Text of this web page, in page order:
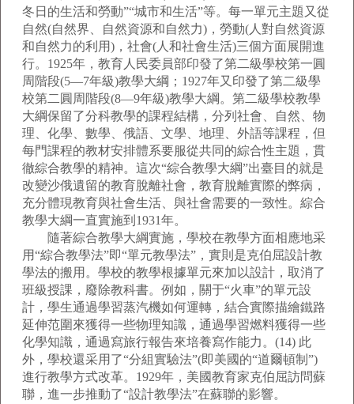
冬日的生活和勞動”“城市和生活”等。每一單元主題又從
自然(自然界、自然資源和自然力)，勞動(人對自然資源
和自然力的利用)，社會(人和社會生活)三個方面展開進
行。1925年，教育人民委員部印發了第二級學校第一圓
周階段(5—7年級)教學大綱；1927年又印發了第二級學
校第二圓周階段(8—9年級)教學大綱。第二級學校教學
大綱保留了分科教學的課程結構，分列社會、自然、物
理、化學、數學、俄語、文學、地理、外語等課程，但
每門課程的教材安排體系要服從共同的綜合性主題，貫
徹綜合教學的精神。這次“綜合教學大綱”出臺目的就是
改變沙俄遺留的教育脫離社會，教育脫離實際的弊病，
充分體現教育與社會生活、與社會需要的一致性。綜合
教學大綱一直實施到1931年。
隨著綜合教學大綱實施，學校在教學方面相應地采
用“綜合教學法”即“單元教學法”，實則是克伯屈設計教
學法的搬用。學校的教學根據單元來加以設計，取消了
班級授課，廢除教科書。例如，關于“火車”的單元設
計，學生通過學習蒸汽機如何運轉，結合實際描繪鐵路
延伸范圍來獲得一些物理知識，通過學習燃料獲得一些
化學知識，通過寫旅行報告來培養寫作能力。(14) 此
外，學校還采用了“分組實驗法”(即美國的“道爾頓制”)
進行教學方式改革。1929年，美國教育家克伯屈訪問蘇
聯，進一步推動了“設計教學法”在蘇聯的影響。